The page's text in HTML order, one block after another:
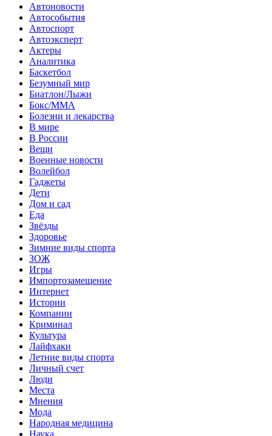
Автоновости
Автособытия
Автоспорт
Автоэксперт
Актеры
Аналитика
Баскетбол
Безумный мир
Биатлон/Лыжи
Бокс/MMA
Болезни и лекарства
В мире
В России
Вещи
Военные новости
Волейбол
Гаджеты
Дети
Дом и сад
Еда
Звёзды
Здоровье
Зимние виды спорта
ЗОЖ
Игры
Импортозамещение
Интернет
Истории
Компании
Криминал
Культура
Лайфхаки
Летние виды спорта
Личный счет
Люди
Места
Мнения
Мода
Народная медицина
Наука